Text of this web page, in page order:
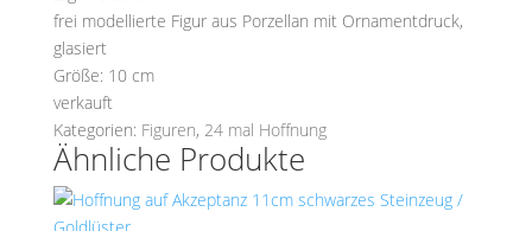
frei modellierte Figur aus Porzellan mit Ornamentdruck,
glasiert
Größe: 10 cm
verkauft
Kategorien: Figuren, 24 mal Hoffnung
Ähnliche Produkte